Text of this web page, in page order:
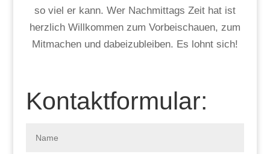
so viel er kann. Wer Nachmittags Zeit hat ist
herzlich Willkommen zum Vorbeischauen, zum
Mitmachen und dabeizubleiben. Es lohnt sich!
Kontaktformular: